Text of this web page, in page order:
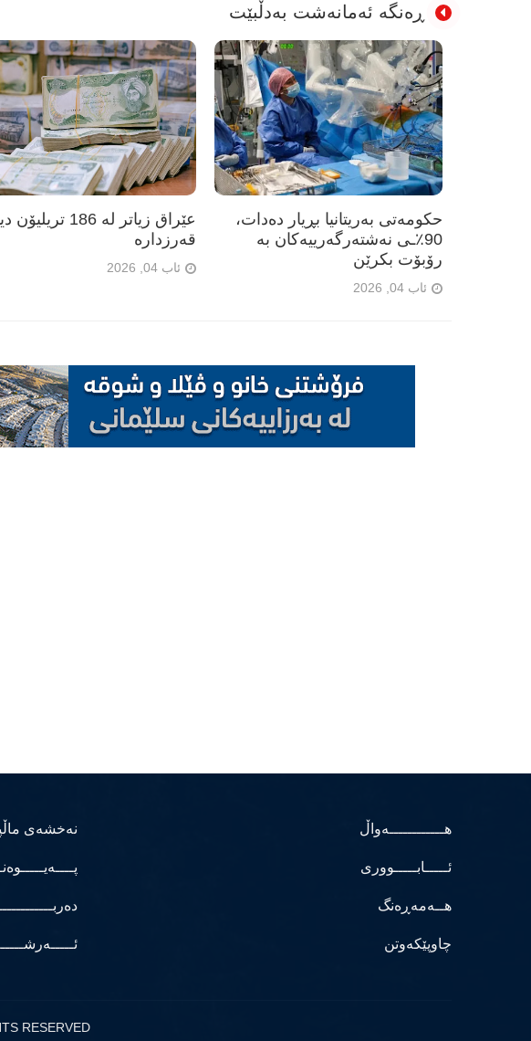
ڕەنگە ئەمانەشت بەدڵبێت
عێراق زیاتر لە 186
قەرزدارە
ئاب 04, 2026
حکومەتی بەریتانیا بڕیار دەدات،
90٪ـی نەشتەرگەرییەکان بە
رۆبۆت بکرێن
ئاب 04, 2026
هــــــــــــەواڵ
ئـــــابـــــووری
هــەمەڕەنگ
چاوپێکەوتن
نەخشەی
RESERVED